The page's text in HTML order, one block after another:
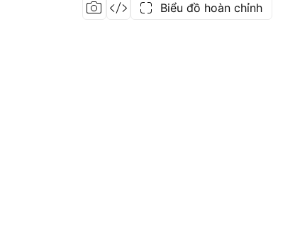
Biểu đồ hoàn chỉnh